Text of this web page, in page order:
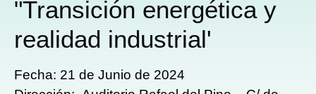
"Transición energética y
realidad industrial'
Fecha: 21 de Junio de 2024